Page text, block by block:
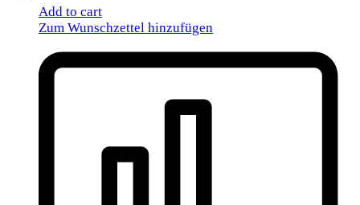
Add to cart
Zum Wunschzettel hinzufügen